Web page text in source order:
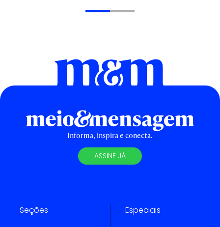
Informa, inspira e conecta.
ASSINE JÁ
Seções Especiais